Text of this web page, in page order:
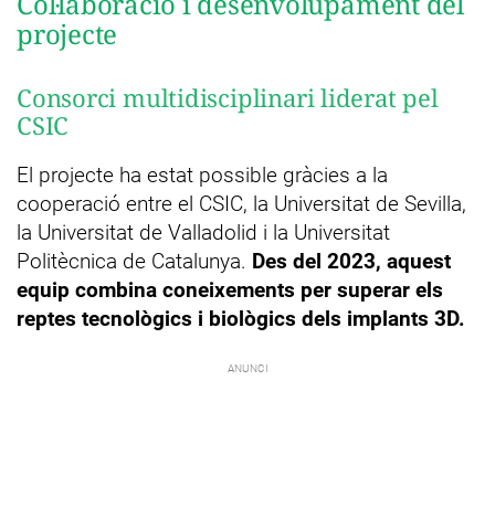
projecte
Consorci multidisciplinari liderat pel
CSIC
El projecte ha estat possible gràcies a la
cooperació entre el CSIC, la Universitat de Sevilla,
la Universitat de Valladolid i la Universitat
Politècnica de Catalunya. Des del 2023, aquest
equip combina coneixements per superar els
reptes tecnològics i biològics dels implants 3D.